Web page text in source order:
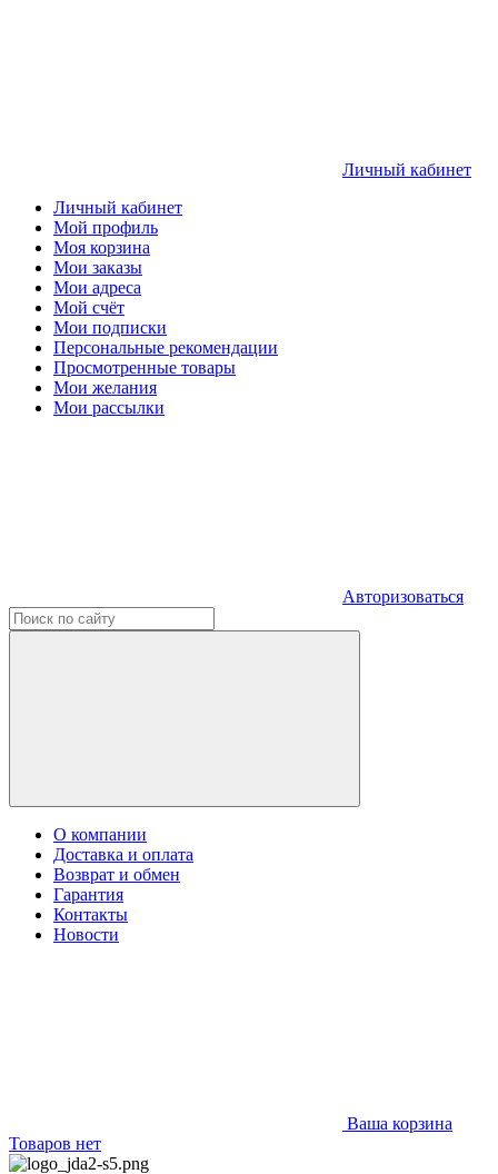
Личный кабинет
Личный кабинет
Мой профиль
Моя корзина
Мои заказы
Мои адреса
Мой счёт
Мои подписки
Персональные рекомендации
Просмотренные товары
Мои желания
Мои рассылки
Авторизоваться
О компании
Доставка и оплата
Возврат и обмен
Гарантия
Контакты
Новости
Ваша корзина
Товаров нет